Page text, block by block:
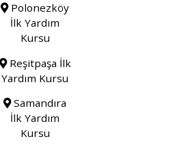
Polonezköy
İlk Yardım
Kursu
Reşitpaşa İlk
Yardım Kursu
Samandıra
İlk Yardım
Kursu